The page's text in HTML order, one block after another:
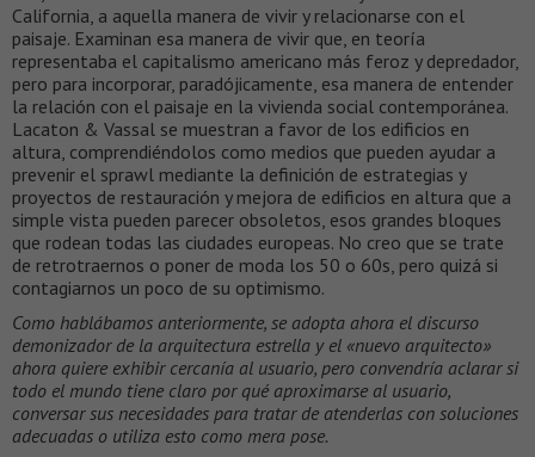
California, a aquella manera de vivir y relacionarse con el
paisaje. Examinan esa manera de vivir que, en teoría
representaba el capitalismo americano más feroz y depredador,
pero para incorporar, paradójicamente, esa manera de entender
la relación con el paisaje en la vivienda social contemporánea.
Lacaton & Vassal se muestran a favor de los edificios en
altura, comprendiéndolos como medios que pueden ayudar a
prevenir el sprawl mediante la definición de estrategias y
proyectos de restauración y mejora de edificios en altura que a
simple vista pueden parecer obsoletos, esos grandes bloques
que rodean todas las ciudades europeas. No creo que se trate
de retrotraernos o poner de moda los 50 o 60s, pero quizá si
contagiarnos un poco de su optimismo.
Como hablábamos anteriormente, se adopta ahora el discurso
demonizador de la arquitectura estrella y el «nuevo arquitecto»
ahora quiere exhibir cercanía al usuario, pero convendría aclarar si
todo el mundo tiene claro por qué aproximarse al usuario,
conversar sus necesidades para tratar de atenderlas con soluciones
adecuadas o utiliza esto como mera pose.